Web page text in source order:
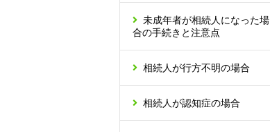
未成年者が相続人になった場
合の手続きと注意点
相続人が行方不明の場合
相続人が認知症の場合